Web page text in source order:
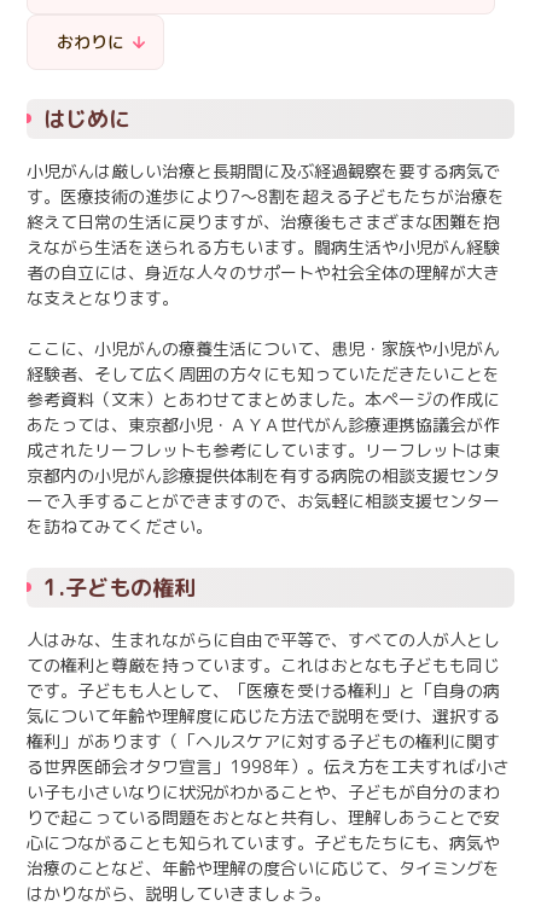
おわりに
はじめに
小児がんは厳しい治療と長期間に及ぶ経過観察を要する病気で
す。医療技術の進歩により7～8割を超える子どもたちが治療を
終えて日常の生活に戻りますが、治療後もさまざまな困難を抱
えながら生活を送られる方もいます。闘病生活や小児がん経験
者の自立には、身近な人々のサポートや社会全体の理解が大き
な支えとなります。
ここに、小児がんの療養生活について、患児・家族や小児がん
経験者、そして広く周囲の方々にも知っていただきたいことを
参考資料（文末）とあわせてまとめました。本ページの作成に
あたっては、東京都小児・ＡＹＡ世代がん診療連携協議会が作
成されたリーフレットも参考にしています。リーフレットは東
京都内の小児がん診療提供体制を有する病院の相談支援センタ
ーで入手することができますので、お気軽に相談支援センター
を訪ねてみてください。
1.子どもの権利
人はみな、生まれながらに自由で平等で、すべての人が人とし
ての権利と尊厳を持っています。これはおとなも子どもも同じ
です。子どもも人として、「医療を受ける権利」と「自身の病
気について年齢や理解度に応じた方法で説明を受け、選択する
権利」があります（「ヘルスケアに対する子どもの権利に関す
る世界医師会オタワ宣言」1998年）。伝え方を工夫すれば小さ
い子も小さいなりに状況がわかることや、子どもが自分のまわ
りで起こっている問題をおとなと共有し、理解しあうことで安
心につながることも知られています。子どもたちにも、病気や
治療のことなど、年齢や理解の度合いに応じて、タイミングを
はかりながら、説明していきましょう。